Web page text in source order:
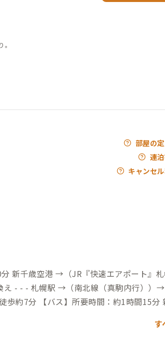
部屋の
連
キャンセ
分 新千歳空港 →（JR『快速エアポート』
え - - - 札幌駅 →（南北線（真駒内行））
1時間15分 新千歳空
す